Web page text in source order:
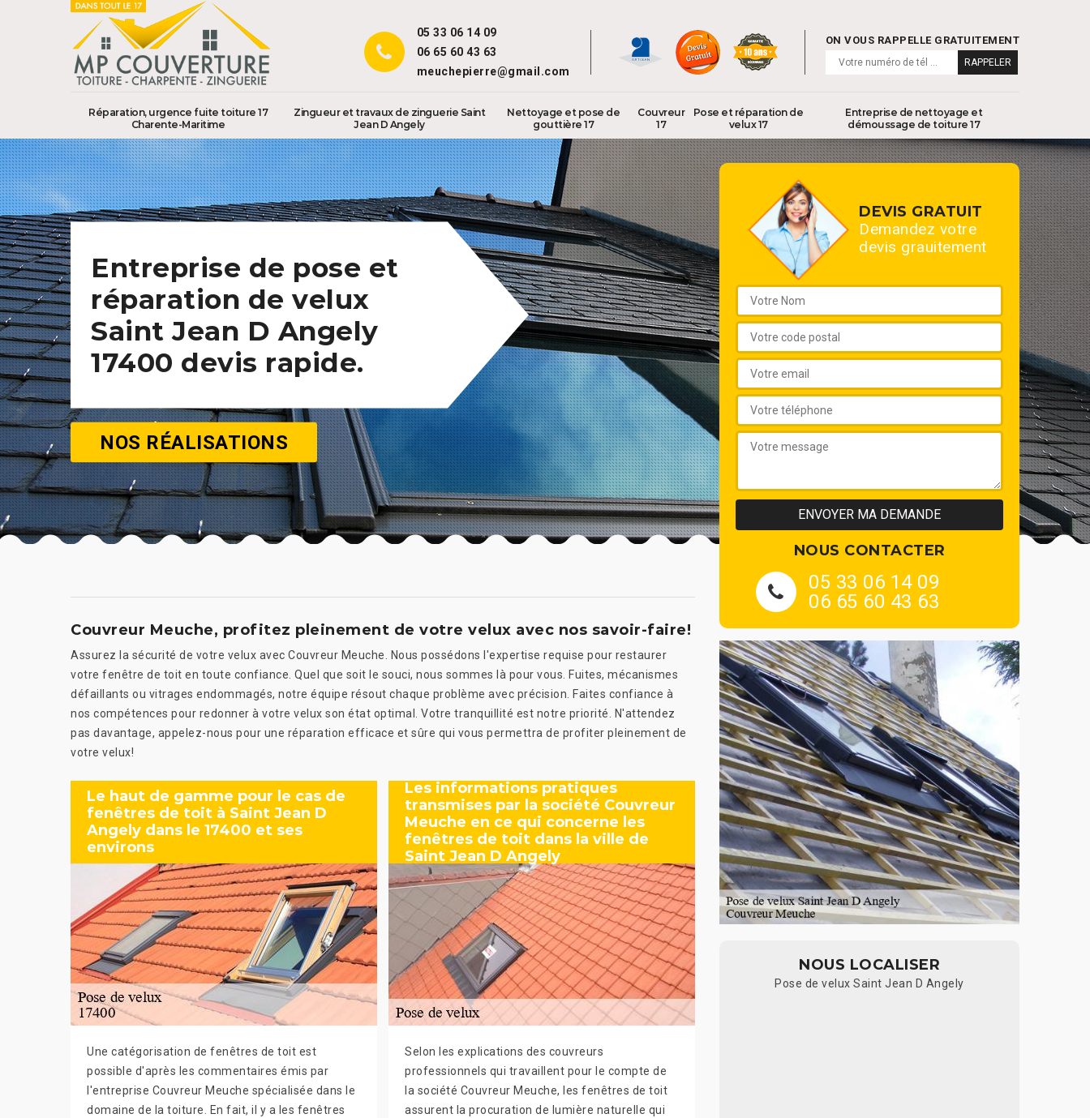
05 33 06 14 09
06 65 60 43 63
meuchepierre@gmail.com
ON VOUS RAPPELLE GRATUITEMENT
Réparation, urgence fuite toiture 17
Charente-Maritime
Zingueur et travaux de zinguerie Saint
Jean D Angely
Nettoyage et pose de
gouttière 17
Couvreur
17
Pose et réparation de
velux 17
Entreprise de nettoyage et
démoussage de toiture 17
Entreprise de pose et
réparation de velux
Saint Jean D Angely
17400 devis rapide.
NOS RÉALISATIONS
Couvreur Meuche, profitez pleinement de votre velux avec nos savoir-faire!
Assurez la sécurité de votre velux avec Couvreur Meuche. Nous possédons l'expertise requise pour restaurer
votre fenêtre de toit en toute confiance. Quel que soit le souci, nous sommes là pour vous. Fuites, mécanismes
défaillants ou vitrages endommagés, notre équipe résout chaque problème avec précision. Faites confiance à
nos compétences pour redonner à votre velux son état optimal. Votre tranquillité est notre priorité. N'attendez
pas davantage, appelez-nous pour une réparation efficace et sûre qui vous permettra de profiter pleinement de
votre velux!
Le haut de gamme pour le cas de
fenêtres de toit à Saint Jean D
Angely dans le 17400 et ses
environs
Une catégorisation de fenêtres de toit est
possible d'après les commentaires émis par
l'entreprise Couvreur Meuche spécialisée dans le
domaine de la toiture. En fait, il y a les fenêtres
Les informations pratiques
transmises par la société Couvreur
Meuche en ce qui concerne les
fenêtres de toit dans la ville de
Saint Jean D Angely
Selon les explications des couvreurs
professionnels qui travaillent pour le compte de
la société Couvreur Meuche, les fenêtres de toit
assurent la procuration de lumière naturelle qui
DEVIS GRATUIT
Demandez votre
devis grauitement
NOUS CONTACTER
05 33 06 14 09
06 65 60 43 63
NOUS LOCALISER
Pose de velux Saint Jean D Angely